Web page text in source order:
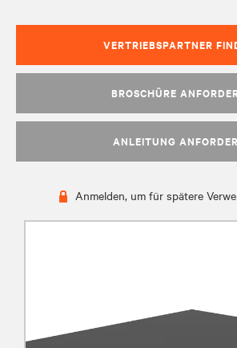
VERTRIEBSPARTNER
BROSCHÜRE
ANLEITUNG
Anmelden, um für spätere